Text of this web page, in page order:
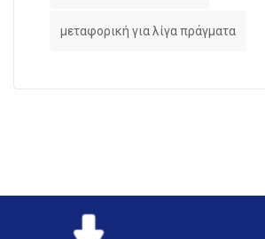
μεταφορική για λίγα πράγματα